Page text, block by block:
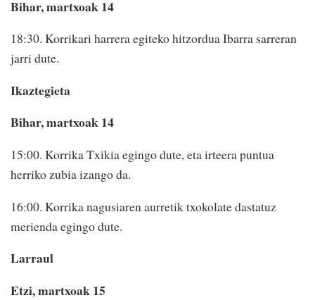
Bihar, martxoak 14
18:30. Korrikari harrera egiteko hitzordua Ibarra sarreran
jarri dute.
Ikaztegieta
Bihar, martxoak 14
15:00. Korrika Txikia egingo dute, eta irteera puntua
herriko zubia izango da.
16:00. Korrika nagusiaren aurretik txokolate dastatuz
merienda egingo dute.
Larraul
Etzi, martxoak 15